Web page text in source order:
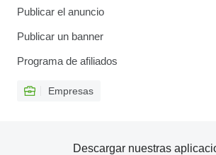
Publicar el anuncio
Publicar un banner
Programa de afiliados
Empresas
Descargar nuestras